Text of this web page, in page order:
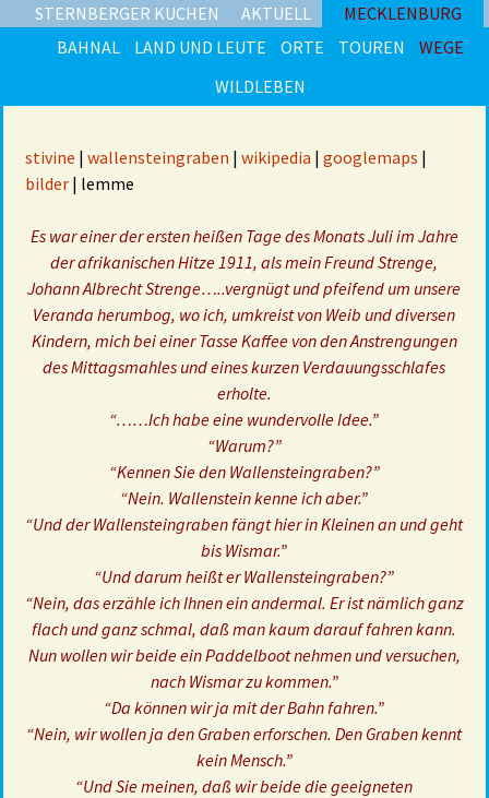
STERNBERGER KUCHEN AKTUELL
MECKLENBURG
BAHNAL
LAND UND LEUTE ORTE TOUREN
WEGE
WILDLEBEN
stivine | wallensteingraben | wikipedia | googlemaps |
bilder | lemme
Es war einer der ersten heißen Tage des Monats Juli im Jahre
der afrikanischen Hitze 1911, als mein Freund Strenge,
Johann Albrecht Strenge…..vergnügt und pfeifend um unsere
Veranda herumbog, wo ich, umkreist von Weib und diversen
Kindern, mich bei einer Tasse Kaffee von den Anstrengungen
des Mittagsmahles und eines kurzen Verdauungsschlafes
erholte.
“……Ich habe eine wundervolle Idee.”
“Warum?”
“Kennen Sie den Wallensteingraben?”
“Nein. Wallenstein kenne ich aber.”
“Und der Wallensteingraben fängt hier in Kleinen an und geht
bis Wismar.”
“Und darum heißt er Wallensteingraben?”
“Nein, das erzähle ich Ihnen ein andermal. Er ist nämlich ganz
flach und ganz schmal, daß man kaum darauf fahren kann.
Nun wollen wir beide ein Paddelboot nehmen und versuchen,
nach Wismar zu kommen.”
“Da können wir ja mit der Bahn fahren.”
“Nein, wir wollen ja den Graben erforschen. Den Graben kennt
kein Mensch.”
“Und Sie meinen, daß wir beide die geeigneten